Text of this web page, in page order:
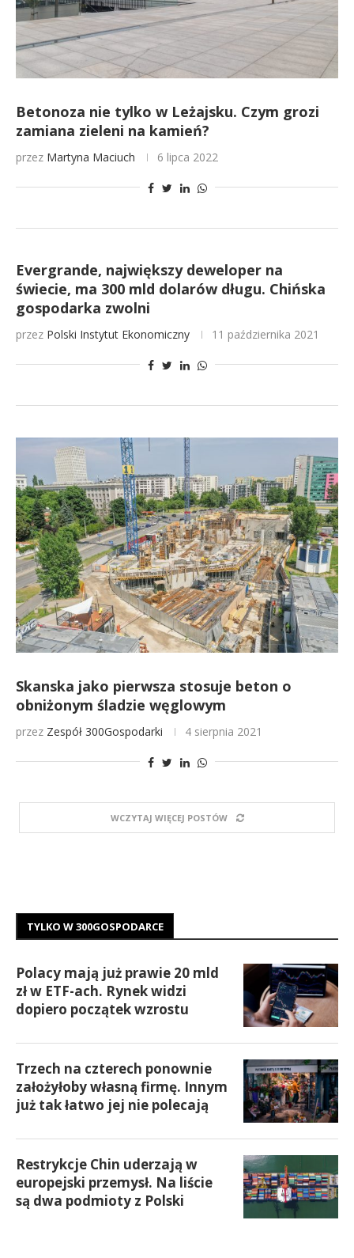
Betonoza nie tylko w Leżajsku. Czym grozi
zamiana zieleni na kamień?
przez Martyna Maciuch 6 lipca 2022
Evergrande, największy deweloper na
świecie, ma 300 mld dolarów długu. Chińska
gospodarka zwolni
przez Polski Instytut Ekonomiczny 11 października 2021
Skanska jako pierwsza stosuje beton o
obniżonym śladzie węglowym
przez Zespół 300Gospodarki 4 sierpnia 2021
WCZYTAJ WIĘCEJ POSTÓW
TYLKO W 300GOSPODARCE
Polacy mają już prawie 20 mld
zł w ETF-ach. Rynek widzi
dopiero początek wzrostu
Trzech na czterech ponownie
założyłoby własną firmę. Innym
już tak łatwo jej nie polecają
Restrykcje Chin uderzają w
europejski przemysł. Na liście
są dwa podmioty z Polski